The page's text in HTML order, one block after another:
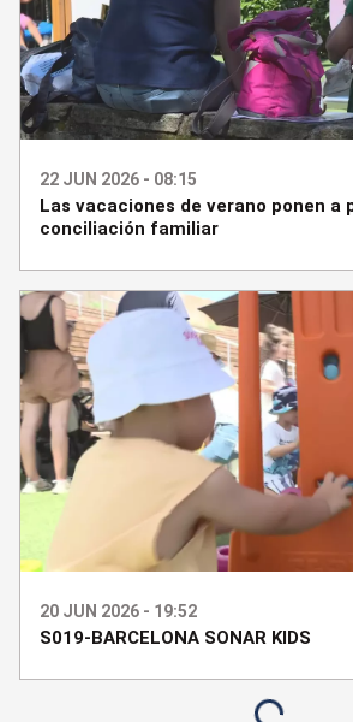
22 JUN 2026 - 08:15
Las vacaciones de verano ponen a
conciliación familiar
20 JUN 2026 - 19:52
S019-BARCELONA SONAR KIDS